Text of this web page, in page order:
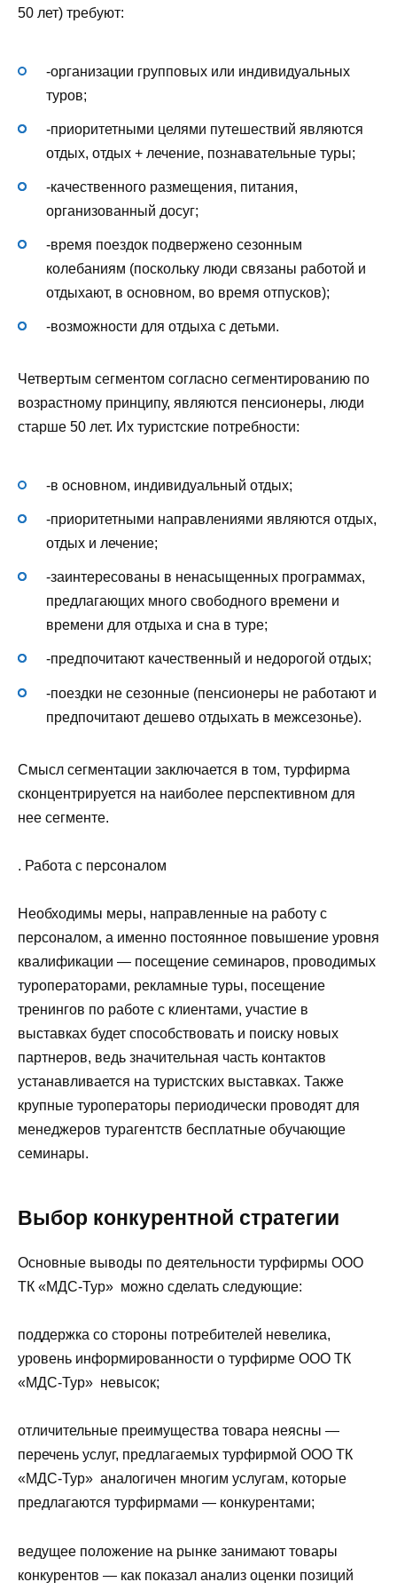
50 лет) требуют:
-организации групповых или индивидуальных
туров;
-приоритетными целями путешествий являются
отдых, отдых + лечение, познавательные туры;
-качественного размещения, питания,
организованный досуг;
-время поездок подвержено сезонным
колебаниям (поскольку люди связаны работой и
отдыхают, в основном, во время отпусков);
-возможности для отдыха с детьми.
Четвертым сегментом согласно сегментированию по
возрастному принципу, являются пенсионеры, люди
старше 50 лет. Их туристские потребности:
-в основном, индивидуальный отдых;
-приоритетными направлениями являются отдых,
отдых и лечение;
-заинтересованы в ненасыщенных программах,
предлагающих много свободного времени и
времени для отдыха и сна в туре;
-предпочитают качественный и недорогой отдых;
-поездки не сезонные (пенсионеры не работают и
предпочитают дешево отдыхать в межсезонье).
Смысл сегментации заключается в том, турфирма
сконцентрируется на наиболее перспективном для
нее сегменте.
. Работа с персоналом
Необходимы меры, направленные на работу с
персоналом, а именно постоянное повышение уровня
квалификации — посещение семинаров, проводимых
туроператорами, рекламные туры, посещение
тренингов по работе с клиентами, участие в
выставках будет способствовать и поиску новых
партнеров, ведь значительная часть контактов
устанавливается на туристских выставках. Также
крупные туроператоры периодически проводят для
менеджеров турагентств бесплатные обучающие
семинары.
Выбор конкурентной стратегии
Основные выводы по деятельности турфирмы ООО
ТК «МДС-Тур» можно сделать следующие:
поддержка со стороны потребителей невелика,
уровень информированности о турфирме ООО ТК
«МДС-Тур» невысок;
отличительные преимущества товара неясны —
перечень услуг, предлагаемых турфирмой ООО ТК
«МДС-Тур» аналогичен многим услугам, которые
предлагаются турфирмами — конкурентами;
ведущее положение на рынке занимают товары
конкурентов — как показал анализ оценки позиций